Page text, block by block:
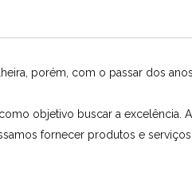
porém, com o passar dos
objetivo buscar a excelência.
fornecer produtos e